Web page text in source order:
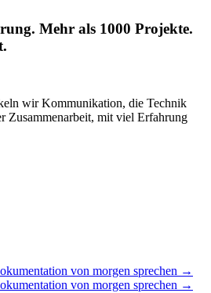
Mehr als 1000 Projekte.
wir Kommunikation, die Technik
Zusammenarbeit, mit viel Erfahrung
von morgen sprechen →
von morgen sprechen →